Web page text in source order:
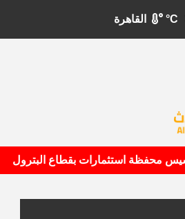
°C
محفظة استثمارات بقطاع البترول